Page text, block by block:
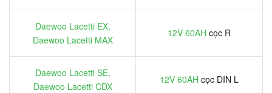
Daewoo Lacetti EX,
Daewoo Lacetti MAX
12V 60AH cọc R
Daewoo Lacetti SE,
Daewoo Lacetti CDX
12V 60AH cọc DIN L